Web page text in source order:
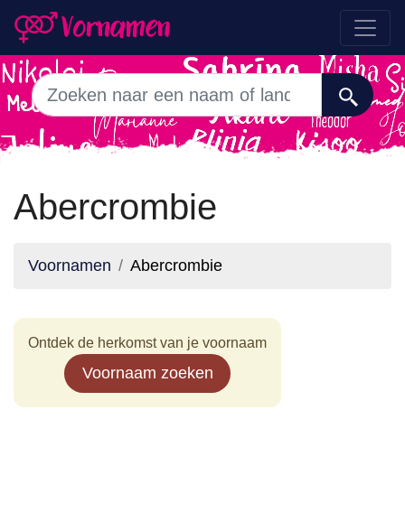
Abercrombie
Voornamen Abercrombie
Ontdek de herkomst van je voornaam
Voornaam zoeken